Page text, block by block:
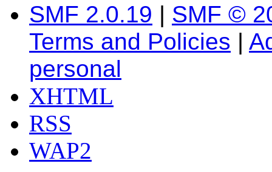
SMF 2.0.19 | SMF ©
Terms and Policies |
personal
XHTML
RSS
WAP2